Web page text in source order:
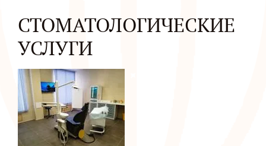
СТОМАТОЛОГИЧЕСКИЕ
УСЛУГИ